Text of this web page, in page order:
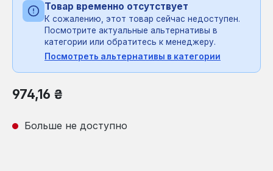
Товар временно отсутствует
К сожалению, этот товар сейчас недоступен.
Посмотрите актуальные альтернативы в
категории или обратитесь к менеджеру.
Посмотреть альтернативы в категории
Обычная цена:
974,16 ₴
Больше не доступно